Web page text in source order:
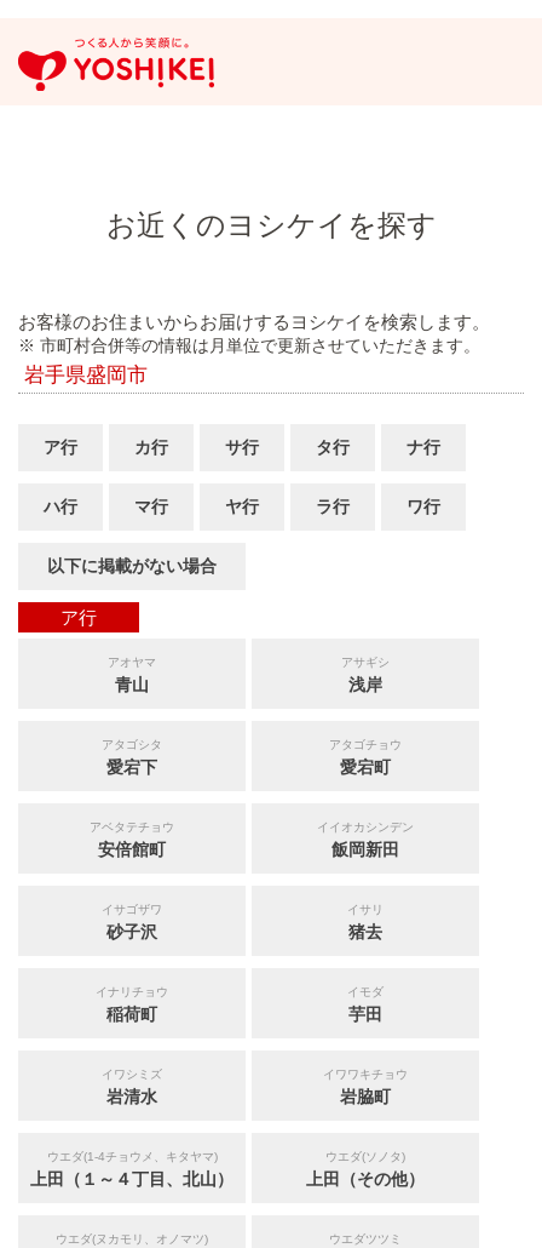
お近くのヨシケイを探す
お客様のお住まいからお届けするヨシケイを検索します。
※ 市町村合併等の情報は月単位で更新させていただきます。
岩手県盛岡市
ア行 カ行 サ行 タ行 ナ行
ハ行 マ行 ヤ行 ラ行 ワ行
以下に掲載がない場合
ア行
アオヤマ
青山
アサギシ
浅岸
アタゴシタ
愛宕下
アタゴチョウ
愛宕町
アベタテチョウ
安倍館町
イイオカシンデン
飯岡新田
イサゴザワ
砂子沢
イサリ
猪去
イナリチョウ
稲荷町
イモダ
芋田
イワシミズ
岩清水
イワワキチョウ
岩脇町
ウエダ(1-4チョウメ、キタヤマ)
上田（１～４丁目、北山）
ウエダ(ソノタ)
上田（その他）
ウエダ(ヌカモリ、オノマツ) ウエダツツミ